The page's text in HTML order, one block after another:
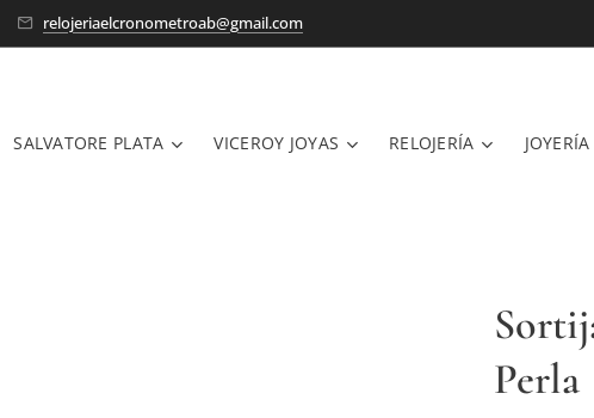
relojeriaelcronometroab@gmail.com
SALVATORE PLATA VICEROY JOYAS RELOJERÍA
Perla